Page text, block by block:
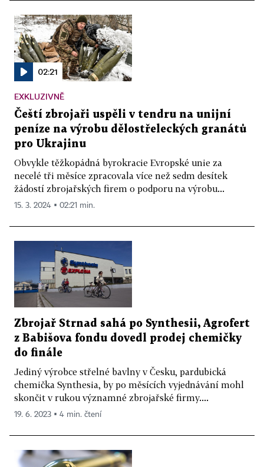
02:21
EXKLUZIVNĚ
Čeští zbrojaři uspěli v tendru na unijní
peníze na výrobu dělostřeleckých granátů
pro Ukrajinu
Obvykle těžkopádná byrokracie Evropské unie za
necelé tři měsíce zpracovala více než sedm desítek
žádostí zbrojařských firem o podporu na výrobu...
15. 3. 2024 ▪ 02:21 min.
Zbrojař Strnad sahá po Synthesii, Agrofert
z Babišova fondu dovedl prodej chemičky
do finále
Jediný výrobce střelné bavlny v Česku, pardubická
chemička Synthesia, by po měsících vyjednávání mohl
skončit v rukou významné zbrojařské firmy....
19. 6. 2023 ▪ 4 min. čtení